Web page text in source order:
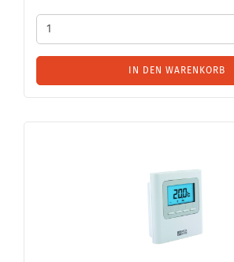
IN DEN WARENKORB